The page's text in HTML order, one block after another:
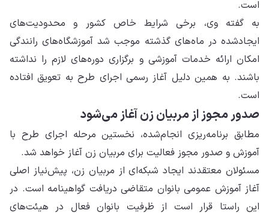
است.
به گفته وی، برخی شرایط خاص کشور و محدودیت‌های
ایجادشده در ماه‌های گذشته موجب شد آموزشگاه‌های رانندگی
امکان ارائه خدمات آموزشی و برگزاری دوره‌های لازم را نداشته
باشند. به همین دلیل آغاز رسمی اجرای طرح به تعویق افتاده
است.
صدور مجوز از مربیان زن آغاز می‌شود
مطابق برنامه‌ریزی انجام‌شده، نخستین مرحله اجرای طرح با
آموزش و صدور مجوز فعالیت برای مربیان زن آغاز خواهد شد.
مسئولان معتقدند ایجاد شبکه‌ای از مربیان زن، پیش‌نیاز اصلی
آغاز آموزش عمومی بانوان متقاضی دریافت گواهینامه است. در
این راستا قرار است از ظرفیت بانوان فعال در هیئت‌های